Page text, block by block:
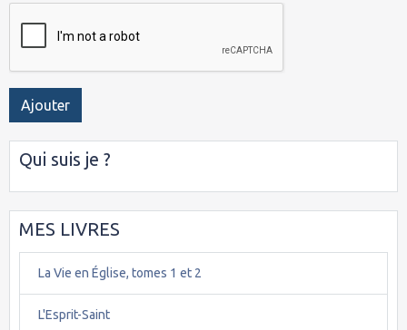
Ajouter
Qui suis je ?
MES LIVRES
La Vie en Église, tomes 1 et 2
L'Esprit-Saint